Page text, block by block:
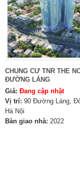
CHUNG CƯ TNR THE
ĐƯỜNG LÁNG
Giá: Đang cập nhật
Vị trí: 90 Đường Láng,
Hà Nội
Bàn giao nhà: 2022